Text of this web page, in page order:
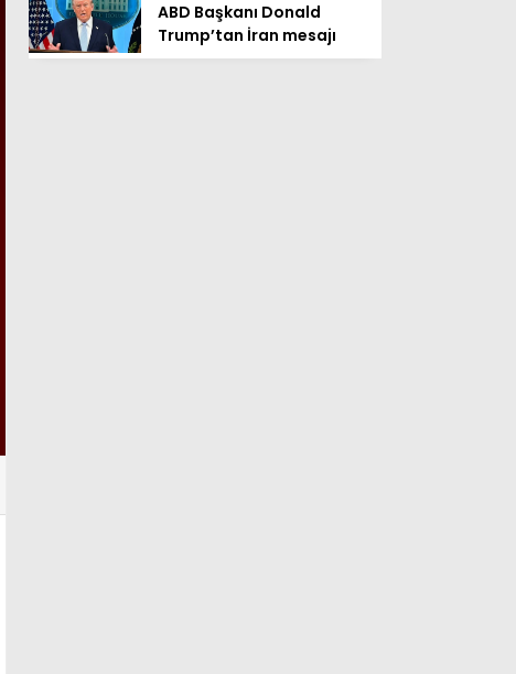
ABD Başkanı Donald
Trump’tan İran mesajı